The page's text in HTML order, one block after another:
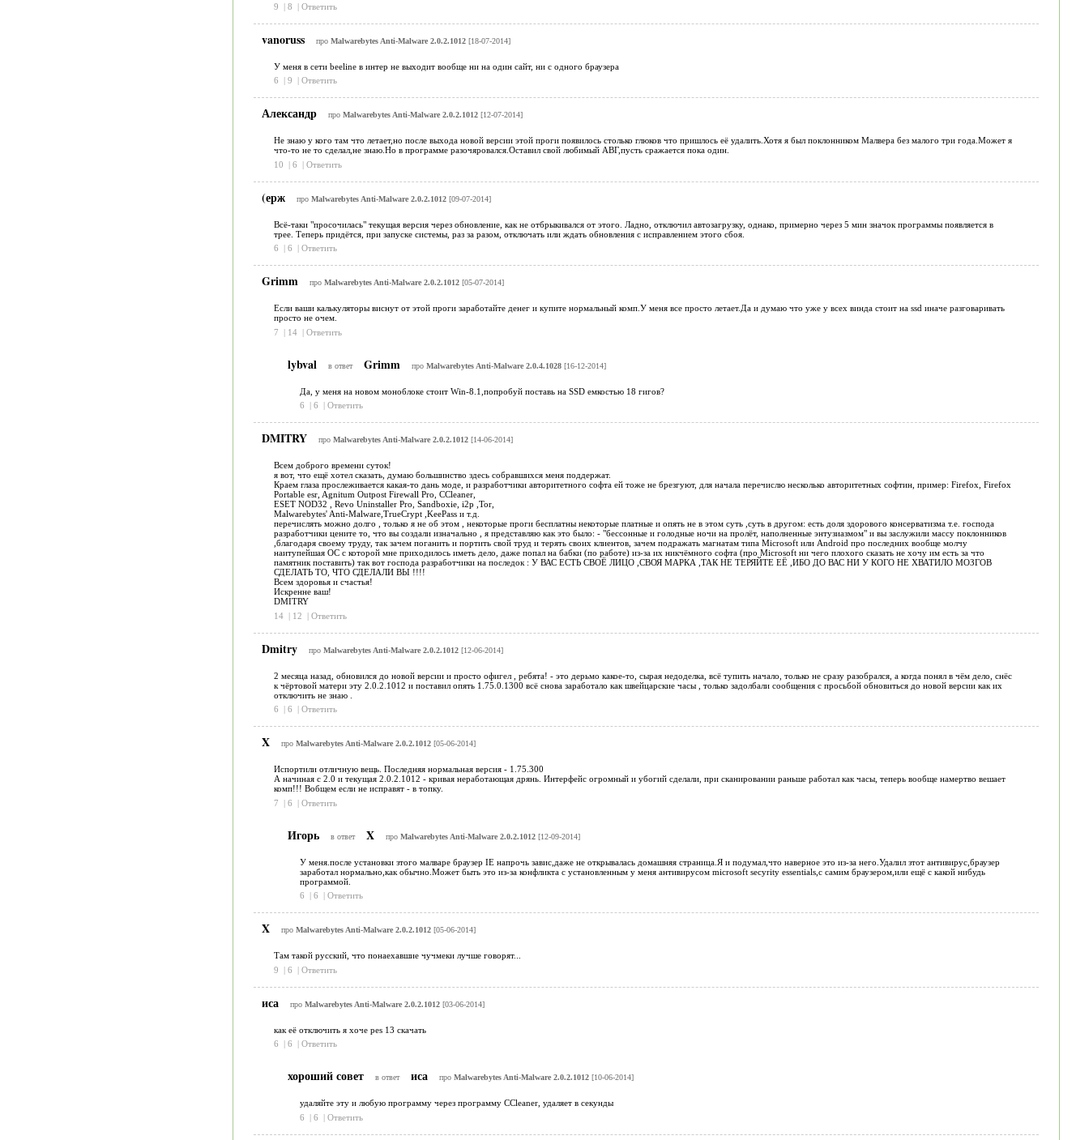
9
| 8 | Ответить
vanoruss про Malwarebytes Anti-Malware 2.0.2.1012[18-07-2014]
У меня в сети beeline в интер не выходит вообще ни на один сайт, ни с одного браузера
6
| 9 | Ответить
Александр про Malwarebytes Anti-Malware 2.0.2.1012[12-07-2014]
Не знаю у кого там что летает,но после выхода новой версии этой проги появилось столько глюков что пришлось её удалить.Хотя я был поклонником Малвера без малого три года.Может я
что-то не то сделал,не знаю.Но в программе разочяровался.Оставил свой любимый АВГ,пусть сражается пока один.
10
| 6 | Ответить
(ерж про Malwarebytes Anti-Malware 2.0.2.1012[09-07-2014]
Всё-таки "просочилась" текущая версия через обновление, как не отбрыкивался от этого. Ладно, отключил автозагрузку, однако, примерно через 5 мин значок программы появляется в
трее. Теперь придётся, при запуске системы, раз за разом, отключать или ждать обновления с исправлением этого сбоя.
6
| 6 | Ответить
Grimm про Malwarebytes Anti-Malware 2.0.2.1012[05-07-2014]
Если ваши калькуляторы виснут от этой проги заработайте денег и купите нормальный комп.У меня все просто летает.Да и думаю что уже у всех винда стоит на ssd иначе разговаривать
просто не очем.
7
| 14 | Ответить
lybval в ответ Grimm про Malwarebytes Anti-Malware 2.0.4.1028[16-12-2014]
Да, у меня на новом моноблоке стоит Win-8.1,попробуй поставь на SSD емкостью 18 гигов?
6
| 6 | Ответить
DMITRY про Malwarebytes Anti-Malware 2.0.2.1012[14-06-2014]
Всем доброго времени суток!
я вот, что ещё хотел сказать, думаю большинство здесь собравшихся меня поддержат.
Краем глаза прослеживается какая-то дань моде, и разработчики авторитетного софта ей тоже не брезгуют, для начала перечислю несколько авторитетных софтин, пример: Firefox, Firefox
Portable esr, Agnitum Outpost Firewall Pro, CCleaner,
ESET NOD32 , Revo Uninstaller Pro, Sandboxie, i2p ,Tor,
Malwarebytes' Anti-Malware,TrueCrypt ,KeePass и т.д.
перечислять можно долго , только я не об этом , некоторые проги бесплатны некоторые платные и опять не в этом суть ,суть в другом: есть доля здорового консерватизма т.е. господа
разработчики цените то, что вы создали изначально , я представляю как это было: - "бессонные и голодные ночи на пролёт, наполненные энтузиазмом" и вы заслужили массу поклонников
,благодаря своему труду, так зачем поганить и портить свой труд и терять своих клиентов, зачем подражать магнатам типа Microsoft или Android про последних вообще молчу
наитупейшая ОС с которой мне приходилось иметь дело, даже попал на бабки (по работе) из-за их никчёмного софта (про Microsoft ни чего плохого сказать не хочу им есть за что
памятник поставить) так вот господа разработчики на последок : У ВАС ЕСТЬ СВОЁ ЛИЦО ,СВОЯ МАРКА ,ТАК НЕ ТЕРЯЙТЕ ЕЁ ,ИБО ДО ВАС НИ У КОГО НЕ ХВАТИЛО МОЗГОВ
СДЕЛАТЬ ТО, ЧТО СДЕЛАЛИ ВЫ !!!!
Всем здоровья и счастья!
Искренне ваш!
DMITRY
14 | 12 | Ответить
Dmitry про Malwarebytes Anti-Malware 2.0.2.1012[12-06-2014]
2 месяца назад, обновился до новой версии и просто офигел , ребята! - это дерьмо какое-то, сырая недоделка, всё тупить начало, только не сразу разобрался, а когда понял в чём дело, снёс
к чёртовой матери эту 2.0.2.1012 и поставил опять 1.75.0.1300 всё снова заработало как швейцарские часы , только задолбали сообщения с просьбой обновиться до новой версии как их
отключить не знаю .
6
| 6 | Ответить
X про Malwarebytes Anti-Malware 2.0.2.1012[05-06-2014]
Испортили отличную вещь. Последняя нормальная версия - 1.75.300
А начиная с 2.0 и текущая 2.0.2.1012 - кривая неработающая дрянь. Интерфейс огромный и убогий сделали, при сканировании раньше работал как часы, теперь вообще намертво вешает
комп!!! Вобщем если не исправят - в топку.
7
| 6 | Ответить
Игорь в ответ X про Malwarebytes Anti-Malware 2.0.2.1012[12-09-2014]
У меня.после установки зтого малваре браузер IE напрочь завис,даже не открывалась домашняя страница.Я и подумал,что наверное это из-за него.Удалил зтот антивирус,браузер
заработал нормально,как обычно.Может быть это из-за конфликта с установленным у меня антивирусом microsoft secyrity essentials,с самим браузером,или ещё с какой нибудь
программой.
6
| 6 | Ответить
X про Malwarebytes Anti-Malware 2.0.2.1012[05-06-2014]
Там такой русский, что понаехавшие чучмеки лучше говорят...
9
| 6 | Ответить
иса про Malwarebytes Anti-Malware 2.0.2.1012[03-06-2014]
как её отключить я хоче pes 13 скачать
6
| 6 | Ответить
хороший совет в ответ иса про Malwarebytes Anti-Malware 2.0.2.1012[10-06-2014]
удаляйте эту и любую программу через программу CCleaner, удаляет в секунды
6
| 6 | Ответить